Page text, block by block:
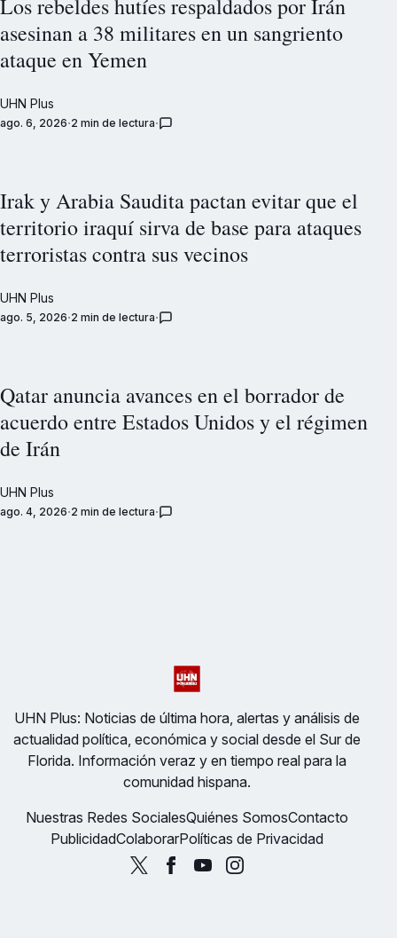
Los rebeldes hutíes respaldados por Irán
asesinan a 38 militares en un sangriento
ataque en Yemen
UHN Plus
ago. 6, 2026 2 min de lectura
Irak y Arabia Saudita pactan evitar que el
territorio iraquí sirva de base para ataques
terroristas contra sus vecinos
UHN Plus
ago. 5, 2026 2 min de lectura
Qatar anuncia avances en el borrador de
acuerdo entre Estados Unidos y el régimen
de Irán
UHN Plus
ago. 4, 2026 2 min de lectura
UHN Plus: Noticias de última hora, alertas y análisis de
actualidad política, económica y social desde el Sur de
Florida. Información veraz y en tiempo real para la
comunidad hispana.
Nuestras Redes SocialesQuiénes SomosContacto
PublicidadColaborarPolíticas de Privacidad